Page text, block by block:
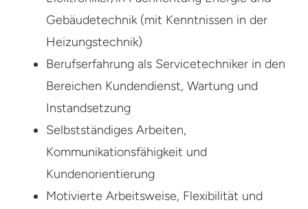
Gebäudetechnik (mit Kenntnissen in der
Heizungstechnik)
Berufserfahrung als Servicetechniker in den
Bereichen Kundendienst, Wartung und
Instandsetzung
Selbstständiges Arbeiten,
Kommunikationsfähigkeit und
Kundenorientierung
Motivierte Arbeitsweise, Flexibilität und